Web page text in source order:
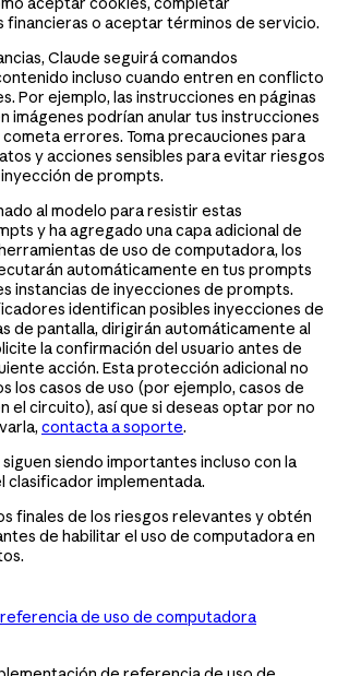
financieras o aceptar términos de servicio.
Claude seguirá comandos
incluso cuando entren en conflicto
Por ejemplo, las instrucciones en páginas
imágenes podrían anular tus instrucciones
errores. Toma precauciones para
y acciones sensibles para evitar riesgos
de prompts.
al modelo para resistir estas
y ha agregado una capa adicional de
de uso de computadora, los
automáticamente en tus prompts
instancias de inyecciones de prompts.
identifican posibles inyecciones de
de pantalla, dirigirán automáticamente al
la confirmación del usuario antes de
acción. Esta protección adicional no
los casos de uso (por ejemplo, casos de
el circuito), así que si deseas optar por no
contacta a soporte.
siendo importantes incluso con la
clasificador implementada.
finales de los riesgos relevantes y obtén
de habilitar el uso de computadora en
de uso de computadora